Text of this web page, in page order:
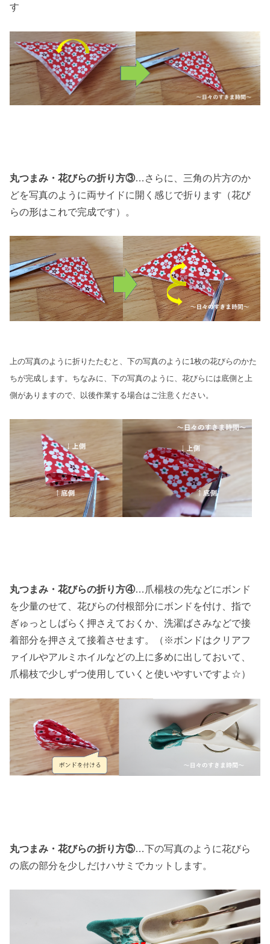
す
丸つまみ・花びらの折り方③…さらに、三角の片方のか
どを写真のように両サイドに開く感じで折ります（花び
らの形はこれで完成です）。
上の写真のように折りたたむと、下の写真のように1枚の花びらのかた
ちが完成します。ちなみに、下の写真のように、花びらには底側と上
側がありますので、以後作業する場合はご注意ください。
丸つまみ・花びらの折り方④…爪楊枝の先などにボンド
を少量のせて、花びらの付根部分にボンドを付け、指で
ぎゅっとしばらく押さえておくか、洗濯ばさみなどで接
着部分を押さえて接着させます。（※ボンドはクリアフ
ァイルやアルミホイルなどの上に多めに出しておいて、
爪楊枝で少しずつ使用していくと使いやすいですよ☆）
丸つまみ・花びらの折り方⑤…下の写真のように花びら
の底の部分を少しだけハサミでカットします。